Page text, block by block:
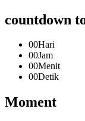
countdown
00Hari
00Jam
00Menit
00Detik
Moment